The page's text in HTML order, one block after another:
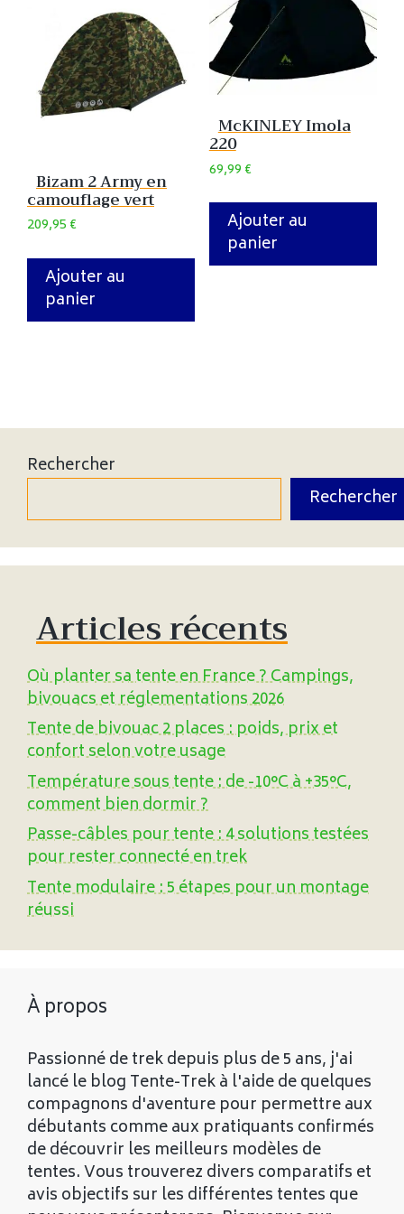
Bizam 2 Army en
camouflage vert
209,95€
Ajouter au
panier
McKINLEY Imola
220
69,99€
Ajouter au
panier
Rechercher
Rechercher
Articles récents
Où planter sa tente en France ? Campings,
bivouacs et réglementations 2026
Tente de bivouac 2 places : poids, prix et
confort selon votre usage
Température sous tente : de -10°C à +35°C,
comment bien dormir ?
Passe-câbles pour tente : 4 solutions testées
pour rester connecté en trek
Tente modulaire : 5 étapes pour un montage
réussi
À propos
Passionné de trek depuis plus de 5 ans, j'ai
lancé le blog Tente-Trek à l'aide de quelques
compagnons d'aventure pour permettre aux
débutants comme aux pratiquants confirmés
de découvrir les meilleurs modèles de
tentes. Vous trouverez divers comparatifs et
avis objectifs sur les différentes tentes que